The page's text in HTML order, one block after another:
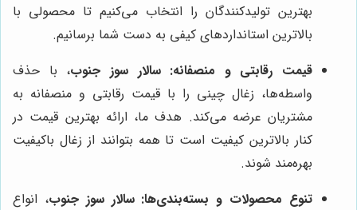
بهترین تولیدکنندگان را انتخاب می‌کنیم تا محصولی با
بالاترین استانداردهای کیفی به دست شما برسانیم.
قیمت رقابتی و منصفانه: سالار سوز جنوب، با حذف
واسطه‌ها، زغال چینی را با قیمت رقابتی و منصفانه به
مشتریان عرضه می‌کند. هدف ما، ارائه بهترین قیمت در
کنار بالاترین کیفیت است تا همه بتوانند از زغال باکیفیت
بهره‌مند شوند.
تنوع محصولات و بسته‌بندی‌ها: سالار سوز جنوب، انواع